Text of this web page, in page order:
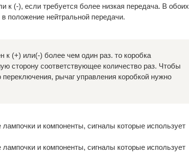
к (-), если требуется более низкая передача. В обоих
положение нейтральной передачи.
(+) или(-) более чем один раз. то коробка
сторону соответствующее количество раз. Чтобы
переключения, рычаг управления коробкой нужно